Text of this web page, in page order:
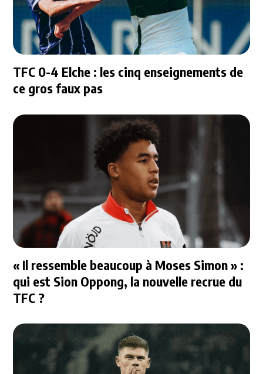
TFC 0-4 Elche : les cinq enseignements de
ce gros faux pas
« Il ressemble beaucoup à Moses Simon » :
qui est Sion Oppong, la nouvelle recrue du
TFC ?